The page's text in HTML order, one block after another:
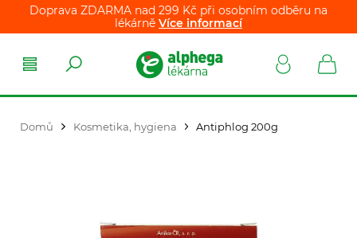
Doprava ZDARMA nad 299 Kč při osobním odběru na
lékárně Více informací
Domů Kosmetika, hygiena Antiphlog 200g